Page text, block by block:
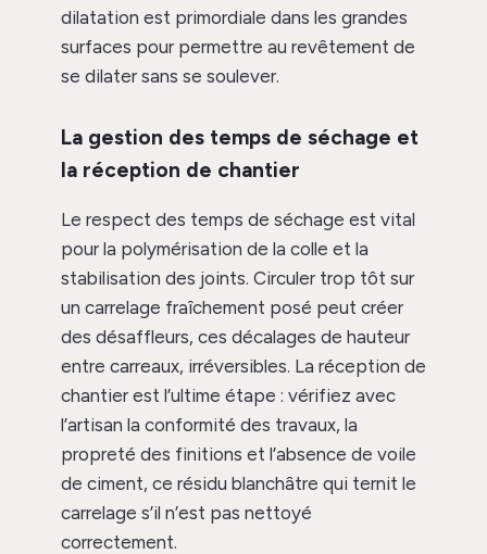
dilatation est primordiale dans les grandes
surfaces pour permettre au revêtement de
se dilater sans se soulever.
La gestion des temps de séchage et
la réception de chantier
Le respect des temps de séchage est vital
pour la polymérisation de la colle et la
stabilisation des joints. Circuler trop tôt sur
un carrelage fraîchement posé peut créer
des désaffleurs, ces décalages de hauteur
entre carreaux, irréversibles. La réception de
chantier est l’ultime étape : vérifiez avec
l’artisan la conformité des travaux, la
propreté des finitions et l’absence de voile
de ciment, ce résidu blanchâtre qui ternit le
carrelage s’il n’est pas nettoyé
correctement.